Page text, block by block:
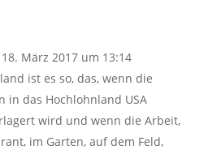
März 2017 um 13:14
ist es so, das, wenn die
in das Hochlohnland USA
wird und wenn die Arbeit,
im Garten, auf dem Feld,